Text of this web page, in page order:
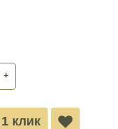
+
клик